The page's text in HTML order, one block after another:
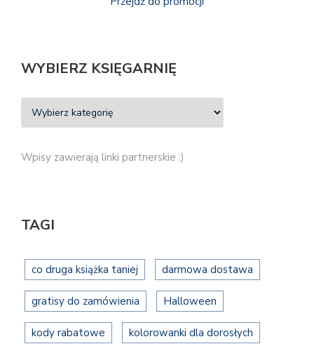
WYBIERZ KSIĘGARNIĘ
Wpisy zawierają linki partnerskie :)
TAGI
co druga książka taniej darmowa dostawa
gratisy do zamówienia Halloween
kody rabatowe kolorowanki dla dorosłych